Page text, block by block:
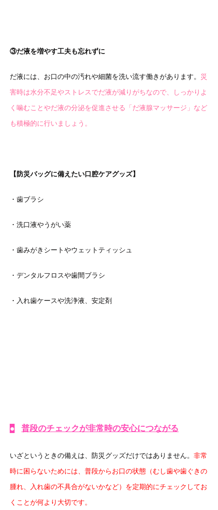
③だ液を増やす工夫も忘れずに
だ液には、お口の中の汚れや細菌を洗い流す働きがあります。 災
害時は水分不足やストレスでだ液が減りがちなので、しっかりよ
く噛むことやだ液の分泌を促進させる「だ液腺マッサージ」など
も積極的に行いましょう。
【防災バッグに備えたい口腔ケアグッズ】
・歯ブラシ
・洗口液やうがい薬
・歯みがきシートやウェットティッシュ
・デンタルフロスや歯間ブラシ
・入れ歯ケースや洗浄液、安定剤
● 普段のチェックが非常時の安心につながる
いざというときの備えは、防災グッズだけではありません。 非常
時に困らないためには、普段からお口の状態（むし歯や歯ぐきの
腫れ、入れ歯の不具合がないかなど）を定期的にチェックしてお
くことが何より大切です。